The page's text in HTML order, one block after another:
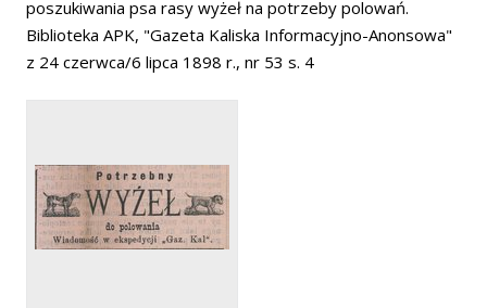
poszukiwania psa rasy wyżeł na potrzeby polowań.
Biblioteka APK, "Gazeta Kaliska Informacyjno-Anonsowa"
z 24 czerwca/6 lipca 1898 r., nr 53 s. 4